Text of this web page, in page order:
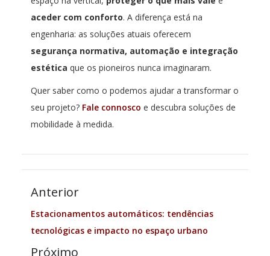
aceder com conforto. A diferença está na
engenharia: as soluções atuais oferecem
segurança normativa, automação e integração
estética que os pioneiros nunca imaginaram.
Quer saber como o podemos ajudar a transformar o
seu projeto? Fale connosco e descubra soluções de
mobilidade à medida.
Anterior
Estacionamentos automáticos: tendências
tecnológicas e impacto no espaço urbano
Próximo